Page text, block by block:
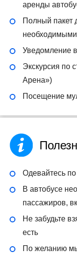
аренды
Полный пакет
Уведомление
Экскурсия по
Арена»)
Посещение
Одевайтесь
В автобусе
пассажиров,
Не забудьте
есть
По желанию